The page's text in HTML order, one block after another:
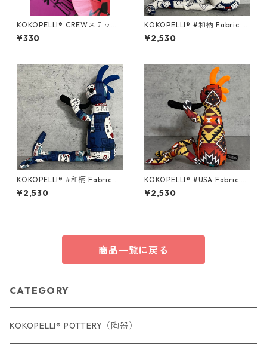
KOKOPELLI® CREWステッカ
ー
¥330
KOKOPELLI® #和柄 Fabric s
eries ＃012/Mサイズ
¥2,530
KOKOPELLI® #和柄 Fabric s
eries ＃011/Mサイズ
¥2,530
KOKOPELLI® #USA Fabric se
ries ＃150/Mサイズ
¥2,530
商品一覧に戻る
CATEGORY
KOKOPELLI® POTTERY（陶器）